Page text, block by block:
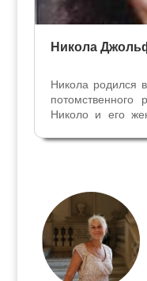
Никола
Никола родился
Николо и его
Фальсорго под